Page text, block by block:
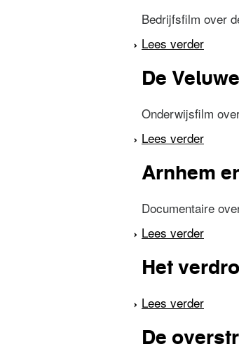
Bedrijfsfilm over
Lees verder
De Veluwe
Onderwijsfilm
Lees verder
Arnhem
Documentaire
Lees verder
Het
Lees verder
De